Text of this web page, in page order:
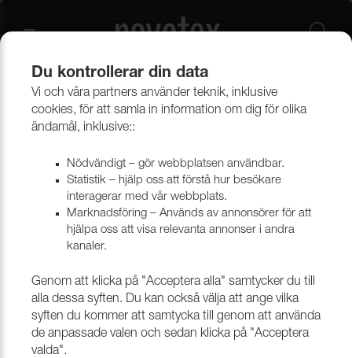
Gardiner Flamsäkra Gardinkollektioner
Du kontrollerar din data
Vi och våra partners använder teknik, inklusive
cookies, för att samla in information om dig för olika
ändamål, inklusive::
Nödvändigt – gör webbplatsen användbar.
Statistik – hjälp oss att förstå hur besökare
interagerar med vår webbplats.
Marknadsföring – Används av annonsörer för att
hjälpa oss att visa relevanta annonser i andra
kanaler.
Genom att klicka på "Acceptera alla" samtycker du till
alla dessa syften. Du kan också välja att ange vilka
syften du kommer att samtycka till genom att använda
de anpassade valen och sedan klicka på "Acceptera
valda".